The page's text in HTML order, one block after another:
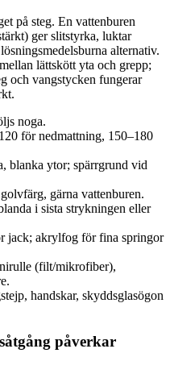
på steg. En vattenburen
ger slitstyrka, luktar
alternativ.
lättskött yta och grepp;
och vangstycken fungerar
noga.
för nedmattning, 150–180
blanka ytor; spärrgrund vid
gärna vattenburen.
i sista strykningen eller
jack; akrylfog för fina springor
(filt/mikrofiber),
handskar, skyddsglasögon
påverkar